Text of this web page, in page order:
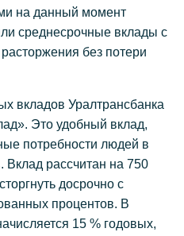
на данный момент
среднесрочные вклады с
без потери
вкладов Уралтрансбанка
Это удобный вклад,
потребности людей в
Вклад рассчитан на 750
досрочно с
процентов. В
15 % годовых,